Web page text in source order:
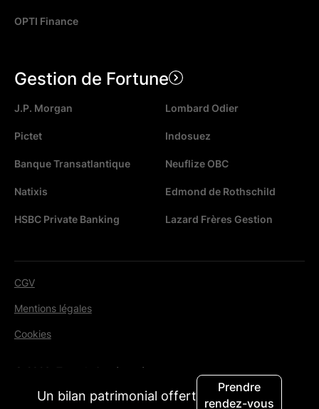
OPTI Finance
Gestion de Fortune
J.P. Morgan Lombard Odier
Pictet Indosuez
Banque Transatlantique Neuflize OBC
Natixis Edmond de Rothschild
HSBC Private Banking Lazard Frères Gestion
© 2026. Tous droits réservés.
CGV
Mentions légales
Cookies
Un bilan patrimonial offert
Prendre
rendez-vous